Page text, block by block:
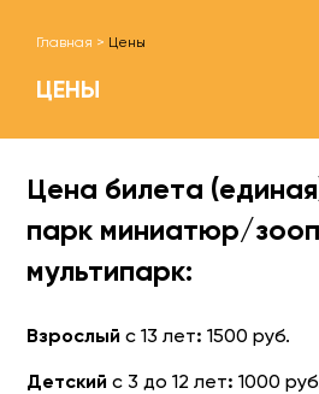
Главная > Цены
ЦЕНЫ
Цена билета
парк миниатюр/
мультипарк:
Взрослыйс 13 лет: 1500 руб.
Детскийс 3 до 12 лет: 1000